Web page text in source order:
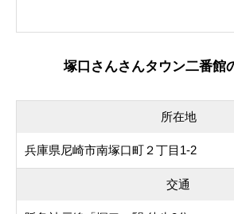
塚口さんさんタウン二番館
所在地
兵庫県尼崎市南塚口町２丁目1-2
交通